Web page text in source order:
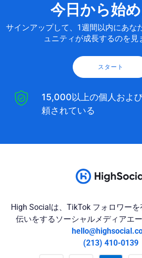
今日から始
サインアップして、1週間以内にあな
ュニティが成長するのを見
スタート
15,000以上の個人およ
頼されている
High Socialは、TikTok フォロワー
伝いをするソーシャルメディアエ
(213) 410-0139